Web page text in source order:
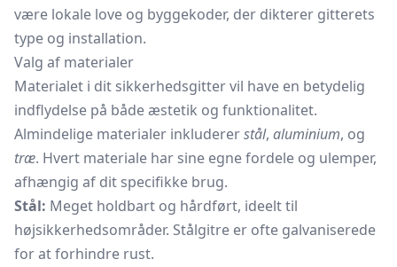
være lokale love og byggekoder, der dikterer gitterets
type og installation.
Valg af materialer
Materialet i dit sikkerhedsgitter vil have en betydelig
indflydelse på både æstetik og funktionalitet.
Almindelige materialer inkludererstål, aluminium, og
træ. Hvert materiale har sine egne fordele og ulemper,
afhængig af dit specifikke brug.
Stål: Meget holdbart og hårdført, ideelt til
højsikkerhedsområder. Stålgitre er ofte galvaniserede
for at forhindre rust.